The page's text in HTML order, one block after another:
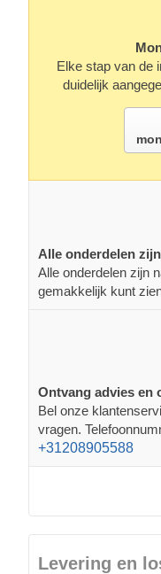
Elke stap van de
duidelijk
Alle onderdelen
Alle onderdelen zijn
gemakkelijk kunt
Ontvang advies en
Bel onze
vragen.
+31208905588
Levering en